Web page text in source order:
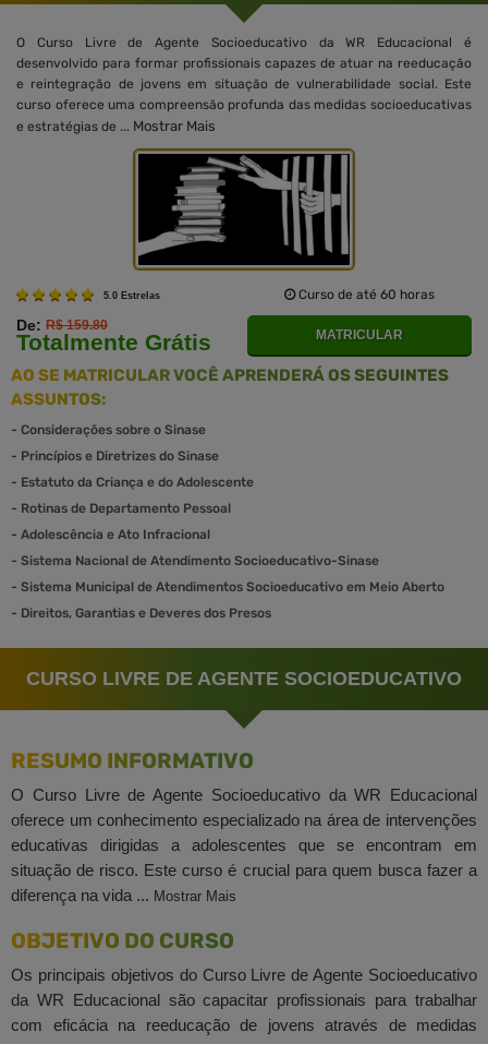
O Curso Livre de Agente Socioeducativo da WR Educacional é
desenvolvido para formar profissionais capazes de atuar na reeducação
e reintegração de jovens em situação de vulnerabilidade social. Este
curso oferece uma compreensão profunda das medidas socioeducativas
e estratégias de ... Mostrar Mais
5.0 Estrelas Curso de até 60 horas
De: R$ 159.80
Totalmente Grátis MATRICULAR
AO SE MATRICULAR VOCÊ APRENDERÁ OS SEGUINTES
ASSUNTOS:
- Considerações sobre o Sinase
- Princípios e Diretrizes do Sinase
- Estatuto da Criança e do Adolescente
- Rotinas de Departamento Pessoal
- Adolescência e Ato Infracional
- Sistema Nacional de Atendimento Socioeducativo-Sinase
- Sistema Municipal de Atendimentos Socioeducativo em Meio Aberto
- Direitos, Garantias e Deveres dos Presos
CURSO LIVRE DE AGENTE SOCIOEDUCATIVO
RESUMO INFORMATIVO
O Curso Livre de Agente Socioeducativo da WR Educacional
oferece um conhecimento especializado na área de intervenções
educativas dirigidas a adolescentes que se encontram em
situação de risco. Este curso é crucial para quem busca fazer a
diferença na vida ... Mostrar Mais
OBJETIVO DO CURSO
Os principais objetivos do Curso Livre de Agente Socioeducativo
da WR Educacional são capacitar profissionais para trabalhar
com eficácia na reeducação de jovens através de medidas